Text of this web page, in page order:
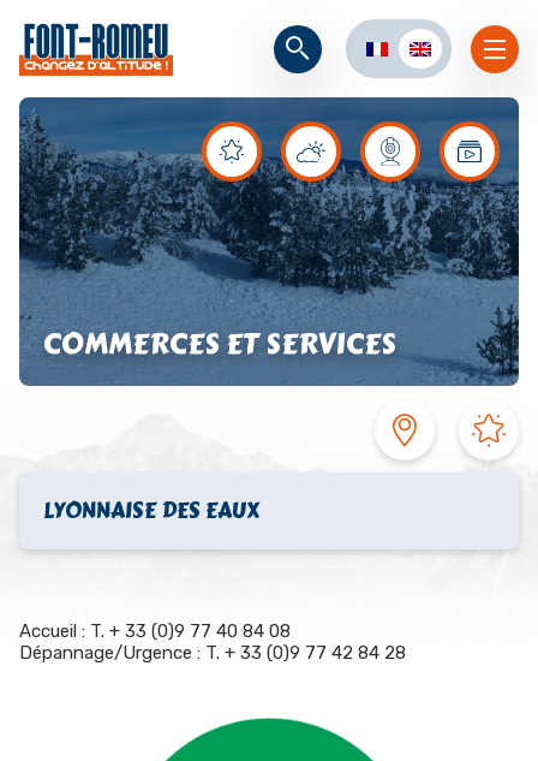
COMMERCES ET SERVICES
LYONNAISE DES EAUX
Accueil : T. + 33 (0)9 77 40 84 08
Dépannage/Urgence : T. + 33 (0)9 77 42 84 28